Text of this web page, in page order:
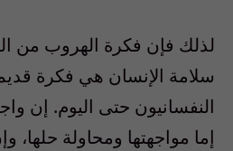
لذلك فإن فكرة الهروب من
سلامة الإنسان هي فكرة
النفسانيون حتى اليوم. إن
إما مواجهتها ومحاولة حلها،